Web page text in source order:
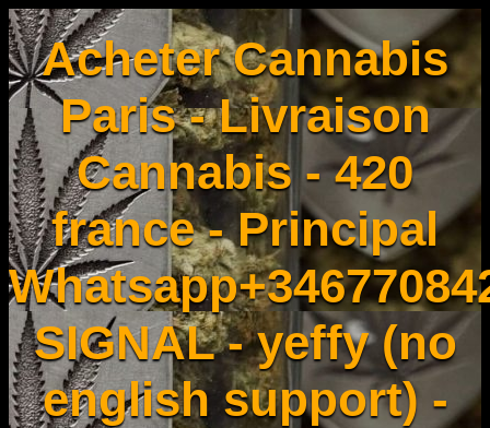
Acheter Cannabis
Paris - Livraison
Cannabis - 420
france - Principal
SIGNAL - yeffy (no
english support) -